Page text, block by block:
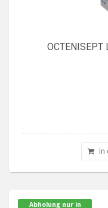
In
Abholung nur in